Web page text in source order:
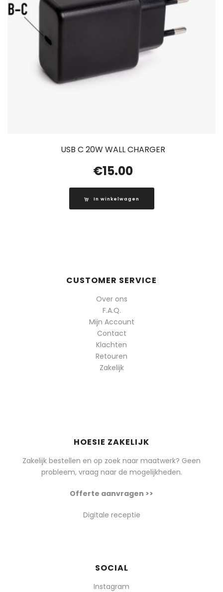
USB C 20W WALL CHARGER
€15.00
In winkelwagen
CUSTOMER SERVICE
Over ons
F.A.Q.
Mijn Account
Contact
Klachten
Retouren
Zakelijk
HOESIE ZAKELIJK
Zakelijk bestellen en op zoek naar maatwerk? Geen
probleem, vraag naar de mogelijkheden.
Offerte aanvragen >>
Digitale receptie
SOCIAL
Instagram